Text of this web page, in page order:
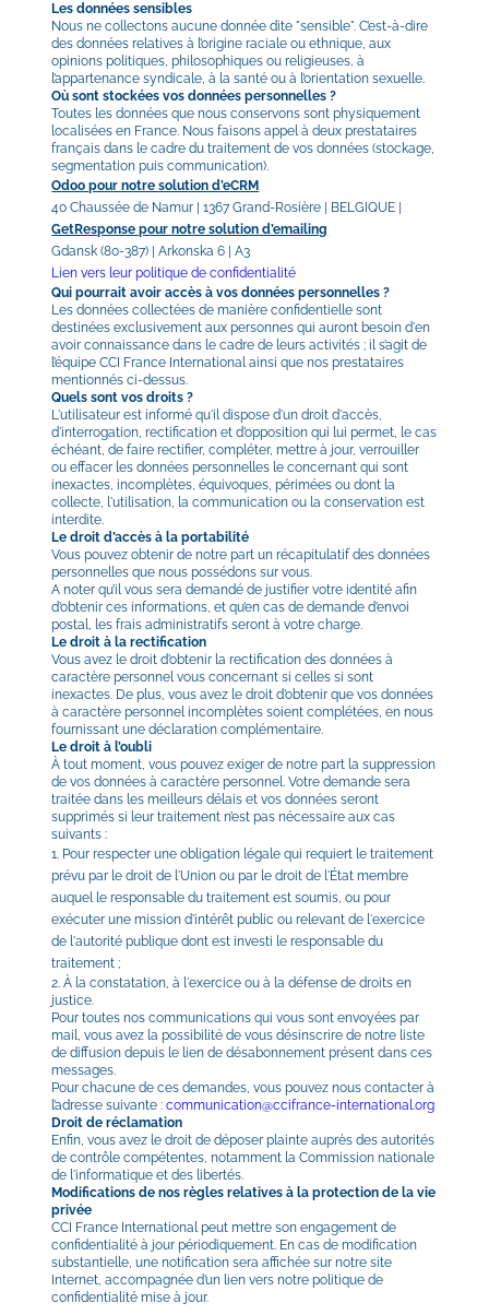
Les données sensibles
Nous ne collectons aucune donnée dite "sensible". C’est-à-dire
des données relatives à l’origine raciale ou ethnique, aux
opinions politiques, philosophiques ou religieuses, à
l’appartenance syndicale, à la santé ou à l’orientation sexuelle.
Où sont stockées vos données personnelles ?
Toutes les données que nous conservons sont physiquement
localisées en France. Nous faisons appel à deux prestataires
français dans le cadre du traitement de vos données (stockage,
segmentation puis communication).
Odoo pour notre solution d’eCRM
40 Chaussée de Namur | 1367 Grand-Rosière | BELGIQUE |
GetResponse pour notre solution d’emailing
Gdansk (80-387) | Arkonska 6 | A3
Lien vers leur politique de confidentialité
Qui pourrait avoir accès à vos données personnelles ?
Les données collectées de manière confidentielle sont
destinées exclusivement aux personnes qui auront besoin d'en
avoir connaissance dans le cadre de leurs activités ; il s’agit de
l’équipe CCI France International ainsi que nos prestataires
mentionnés ci-dessus.
Quels sont vos droits ?
L'utilisateur est informé qu'il dispose d'un droit d'accès,
d'interrogation, rectification et d’opposition qui lui permet, le cas
échéant, de faire rectifier, compléter, mettre à jour, verrouiller
ou effacer les données personnelles le concernant qui sont
inexactes, incomplètes, équivoques, périmées ou dont la
collecte, l'utilisation, la communication ou la conservation est
interdite.
Le droit d’accès à la portabilité
Vous pouvez obtenir de notre part un récapitulatif des données
personnelles que nous possédons sur vous.
A noter qu’il vous sera demandé de justifier votre identité afin
d’obtenir ces informations, et qu’en cas de demande d’envoi
postal, les frais administratifs seront à votre charge.
Le droit à la rectification
Vous avez le droit d’obtenir la rectification des données à
caractère personnel vous concernant si celles si sont
inexactes. De plus, vous avez le droit d’obtenir que vos données
à caractère personnel incomplètes soient complétées, en nous
fournissant une déclaration complémentaire.
Le droit à l’oubli
À tout moment, vous pouvez exiger de notre part la suppression
de vos données à caractère personnel. Votre demande sera
traitée dans les meilleurs délais et vos données seront
supprimés si leur traitement n’est pas nécessaire aux cas
suivants :
1. Pour respecter une obligation légale qui requiert le traitement
prévu par le droit de l'Union ou par le droit de l'État membre
auquel le responsable du traitement est soumis, ou pour
exécuter une mission d'intérêt public ou relevant de l'exercice
de l'autorité publique dont est investi le responsable du
traitement ;
2. À la constatation, à l'exercice ou à la défense de droits en
justice.
Pour toutes nos communications qui vous sont envoyées par
mail, vous avez la possibilité de vous désinscrire de notre liste
de diffusion depuis le lien de désabonnement présent dans ces
messages.
Pour chacune de ces demandes, vous pouvez nous contacter à
l’adresse suivante : communication@ccifrance-international.org
Droit de réclamation
Enfin, vous avez le droit de déposer plainte auprès des autorités
de contrôle compétentes, notamment la Commission nationale
de l'informatique et des libertés.
Modifications de nos règles relatives à la protection de la vie
privée
CCI France International peut mettre son engagement de
confidentialité à jour périodiquement. En cas de modification
substantielle, une notification sera affichée sur notre site
Internet, accompagnée d’un lien vers notre politique de
confidentialité mise à jour.